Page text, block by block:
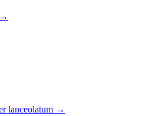
→
lanceolatum →